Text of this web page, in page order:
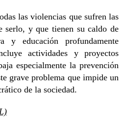
las violencias que sufren las
serlo, y que tienen su caldo de
y educación profundamente
actividades y proyectos
especialmente la prevención
grave problema que impide un
de la sociedad.